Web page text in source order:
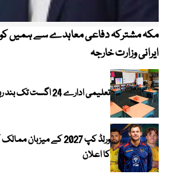
مکہ مشترکہ دفاعی معاہدے سے ہمیں
ایرانی وزارت خارجہ
تعلیمی ادارے 24 اگست تک بند رہیں گے، رانا سکندر حیات
ورلڈ کپ 2027 کے
کا اعلان